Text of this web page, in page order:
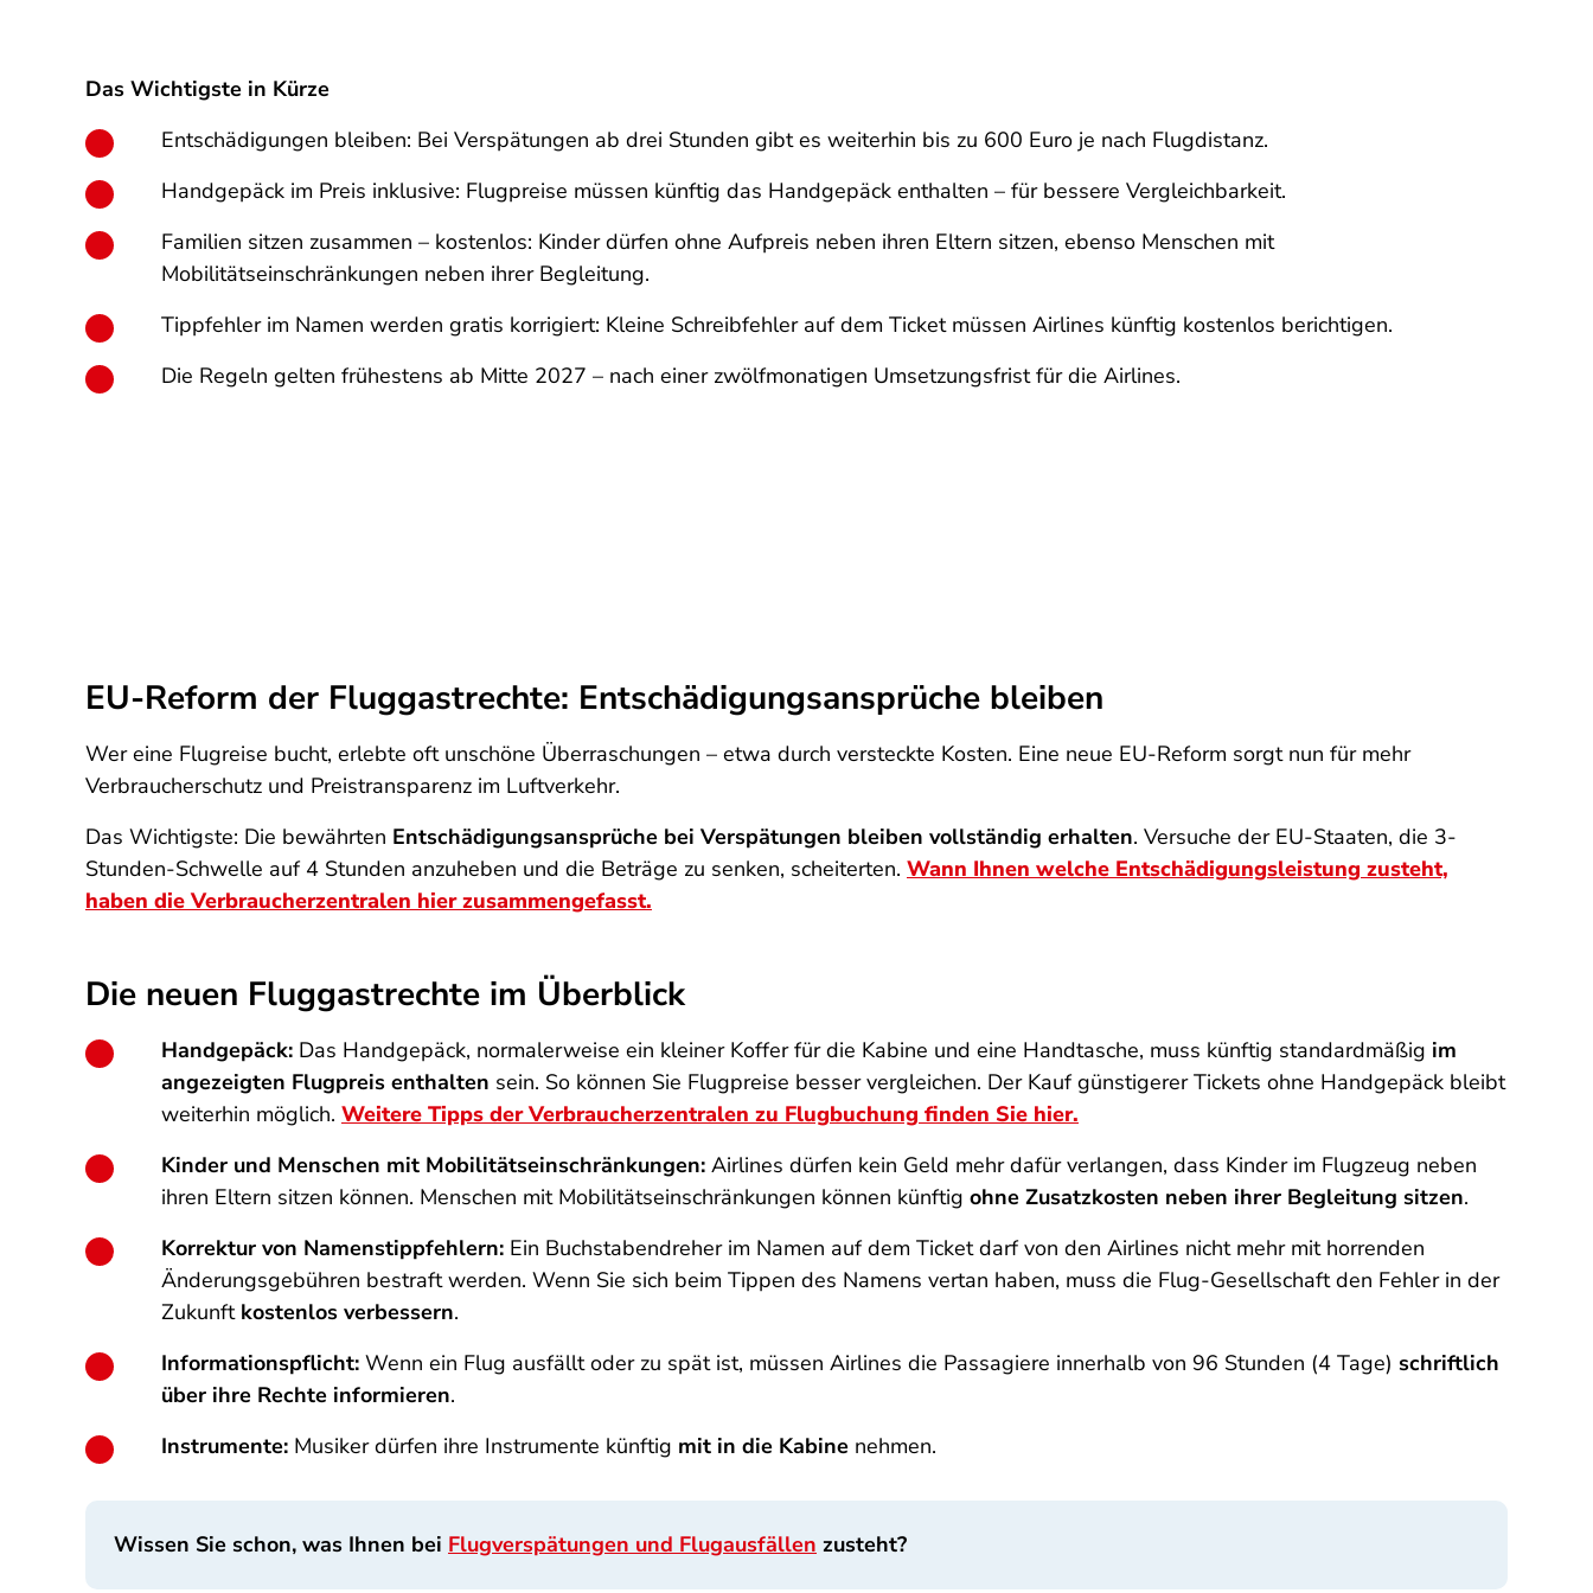
Das Wichtigste in Kürze
Entschädigungen bleiben: Bei Verspätungen ab drei Stunden gibt es weiterhin bis zu 600 Euro je nach Flugdistanz.
Handgepäck im Preis inklusive: Flugpreise müssen künftig das Handgepäck enthalten – für bessere Vergleichbarkeit.
Familien sitzen zusammen – kostenlos: Kinder dürfen ohne Aufpreis neben ihren Eltern sitzen, ebenso Menschen mit
Mobilitätseinschränkungen neben ihrer Begleitung.
Tippfehler im Namen werden gratis korrigiert: Kleine Schreibfehler auf dem Ticket müssen Airlines künftig kostenlos berichtigen.
Die Regeln gelten frühestens ab Mitte 2027 – nach einer zwölfmonatigen Umsetzungsfrist für die Airlines.
EU-Reform der Fluggastrechte: Entschädigungsansprüche bleiben
Wer eine Flugreise bucht, erlebte oft unschöne Überraschungen – etwa durch versteckte Kosten. Eine neue EU-Reform sorgt nun für mehr
Verbraucherschutz und Preistransparenz im Luftverkehr.
Das Wichtigste: Die bewährten Entschädigungsansprüche bei Verspätungen bleiben vollständig erhalten. Versuche der EU-Staaten, die 3-
Stunden-Schwelle auf 4 Stunden anzuheben und die Beträge zu senken, scheiterten. Wann Ihnen welche Entschädigungsleistung zusteht,
haben die Verbraucherzentralen hier zusammengefasst.
Die neuen Fluggastrechte im Überblick
Handgepäck: Das Handgepäck, normalerweise ein kleiner Koffer für die Kabine und eine Handtasche, muss künftig standardmäßig im
angezeigten Flugpreis enthalten sein. So können Sie Flugpreise besser vergleichen. Der Kauf günstigerer Tickets ohne Handgepäck bleibt
weiterhin möglich. Weitere Tipps der Verbraucherzentralen zu Flugbuchung finden Sie hier.
Kinder und Menschen mit Mobilitätseinschränkungen: Airlines dürfen kein Geld mehr dafür verlangen, dass Kinder im Flugzeug neben
ihren Eltern sitzen können. Menschen mit Mobilitätseinschränkungen können künftig ohne Zusatzkosten neben ihrer Begleitung sitzen.
Korrektur von Namenstippfehlern: Ein Buchstabendreher im Namen auf dem Ticket darf von den Airlines nicht mehr mit horrenden
Änderungsgebühren bestraft werden. Wenn Sie sich beim Tippen des Namens vertan haben, muss die Flug-Gesellschaft den Fehler in der
Zukunft kostenlos verbessern.
Informationspflicht: Wenn ein Flug ausfällt oder zu spät ist, müssen Airlines die Passagiere innerhalb von 96 Stunden (4 Tage) schriftlich
über ihre Rechte informieren.
Instrumente: Musiker dürfen ihre Instrumente künftig mit in die Kabine nehmen.
Wissen Sie schon, was Ihnen bei Flugverspätungen und Flugausfällen zusteht?